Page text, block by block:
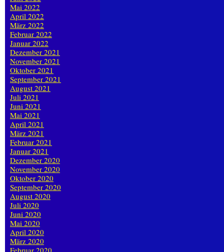
Mai 2022
April 2022
März 2022
Februar 2022
Januar 2022
Dezember 2021
November 2021
Oktober 2021
September 2021
August 2021
Juli 2021
Juni 2021
Mai 2021
April 2021
März 2021
Februar 2021
Januar 2021
Dezember 2020
November 2020
Oktober 2020
September 2020
August 2020
Juli 2020
Juni 2020
Mai 2020
April 2020
März 2020
Februar 2020